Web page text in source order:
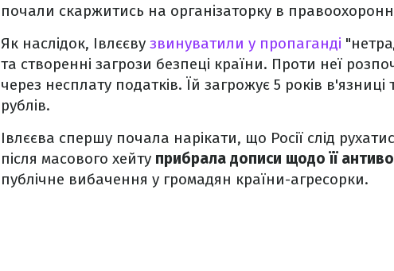
почали скаржитись на організаторку в
Як наслідок, Івлєєву звинуватили у пропаганді
та створенні загрози безпеці країни. Проти неї
через несплату податків. Їй загрожує 5 років в'язниці
рублів.
Івлєєва спершу почала нарікати, що Росії слід
після масового хейту прибрала дописи щодо її
публічне вибачення у громадян країни-агресорки.